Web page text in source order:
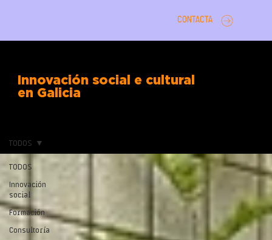
CONTACTA
Innovación social e cultural
en Galicia
TODOS
Innovación
social
Formación
Consultoría
TODOS